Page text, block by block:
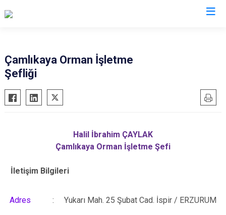
Aşkale
Çat
Karaçoban
Köprüköy
Şenkaya
Palandöken
Çamlıkaya Orman İşletme
Şefliği
Halil İbrahim ÇAYLAK
Çamlıkaya Orman İşletme Şefi
İletişim Bilgileri
Adres : Yukarı Mah. 25 Şubat Cad. İspir / ERZURUM